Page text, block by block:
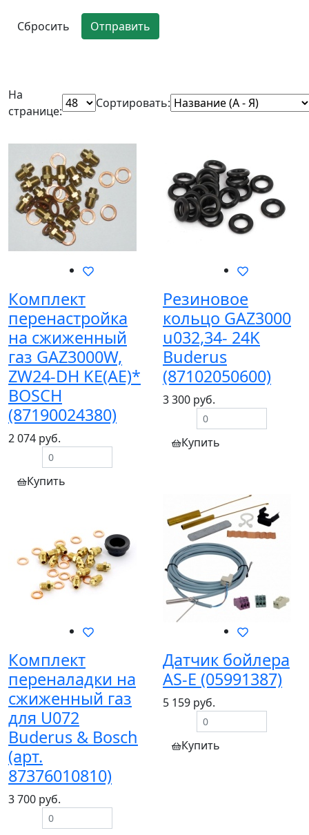
Сбросить Отправить
На
странице:
Сортировать:
Комплект
перенастройка
на сжиженный
газ GAZ3000W,
ZW24-DH KE(AE)*
BOSСH
(87190024380)
2 074 руб.
Купить
Резиновое
кольцо GAZ3000
u032,34- 24K
Buderus
(87102050600)
3 300 руб.
Купить
Комплект
переналадки на
сжиженный газ
для U072
Buderus & Bosch
(арт.
87376010810)
3 700 руб.
Датчик бойлера
AS-E (05991387)
5 159 руб.
Купить